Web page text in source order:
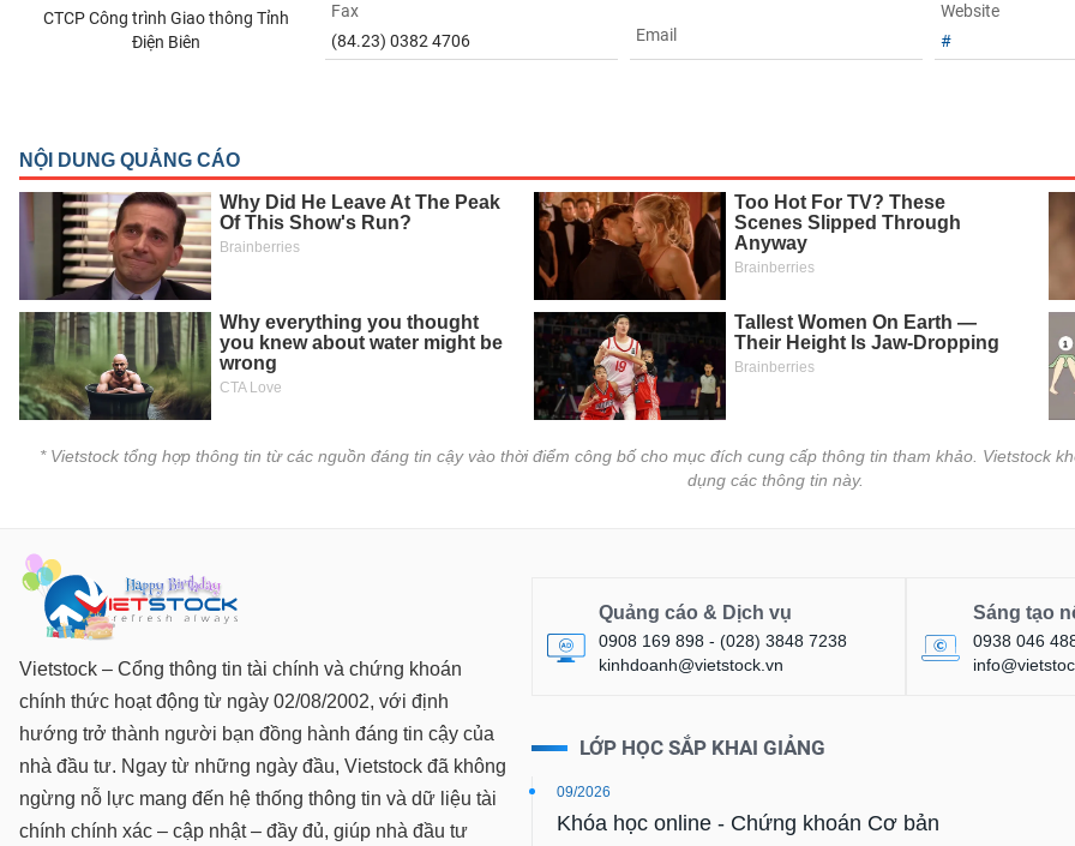
CTCP Công trình Giao thông Tỉnh
Điện Biên
Fax
(84.23) 0382 4706
Email
Website
#
* Vietstock tổng hợp thông tin từ các nguồn đáng tin cậy vào thời điểm công bố cho mục đích cung cấp thông tin tham khảo. Vietstock
dụng các thông tin này.
Vietstock – Cổng thông tin tài chính và chứng khoán
chính thức hoạt động từ ngày 02/08/2002, với định
hướng trở thành người bạn đồng hành đáng tin cậy của
nhà đầu tư. Ngay từ những ngày đầu, Vietstock đã không
ngừng nỗ lực mang đến hệ thống thông tin và dữ liệu tài
chính chính xác – cập nhật – đầy đủ, giúp nhà đầu tư
Quảng cáo & Dịch vụ
0908 169 898 - (028) 3848 7238
kinhdoanh@vietstock.vn
Sáng tạo
0938 046
LỚP HỌC SẮP KHAI GIẢNG
09/2026
Khóa học online - Chứng khoán Cơ bản
THIẾT
YẾU
CHĂM
SÓC
SỨC
KHỎE
CÔNG
NGHỆ
THÔNG
TIN
DỊCH